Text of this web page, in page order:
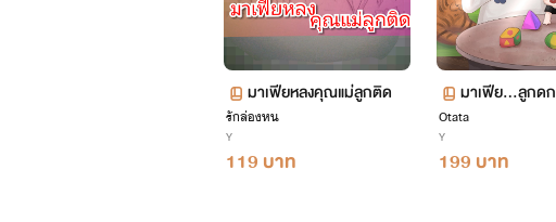
หิ่งห้อยหลงจันทร์ ดลผู้คลั่งรักกร เจ้านายที่เขาแอบรัก
มาเฟียหลงคุณแม่ลูกติด
รักล่องหน
Y
119 บาท
มาเฟีย…ลูกดก
Otata
Y
199 บาท